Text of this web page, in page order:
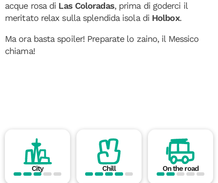
acque rosa di Las Coloradas, prima di goderci il
meritato relax sulla splendida isola di Holbox.
Ma ora basta spoiler! Preparate lo zaino, il Messico
chiama!
City Chill On the road